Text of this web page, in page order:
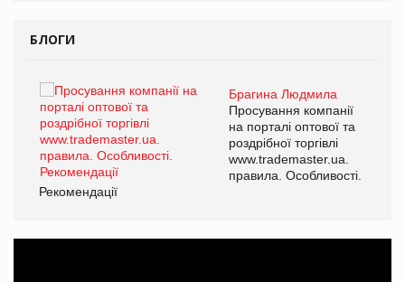
БЛОГИ
Брагина Людмила
Просування компанії
на порталі оптової та
роздрібної торгівлі
www.trademaster.ua.
правила. Особливості.
Рекомендації